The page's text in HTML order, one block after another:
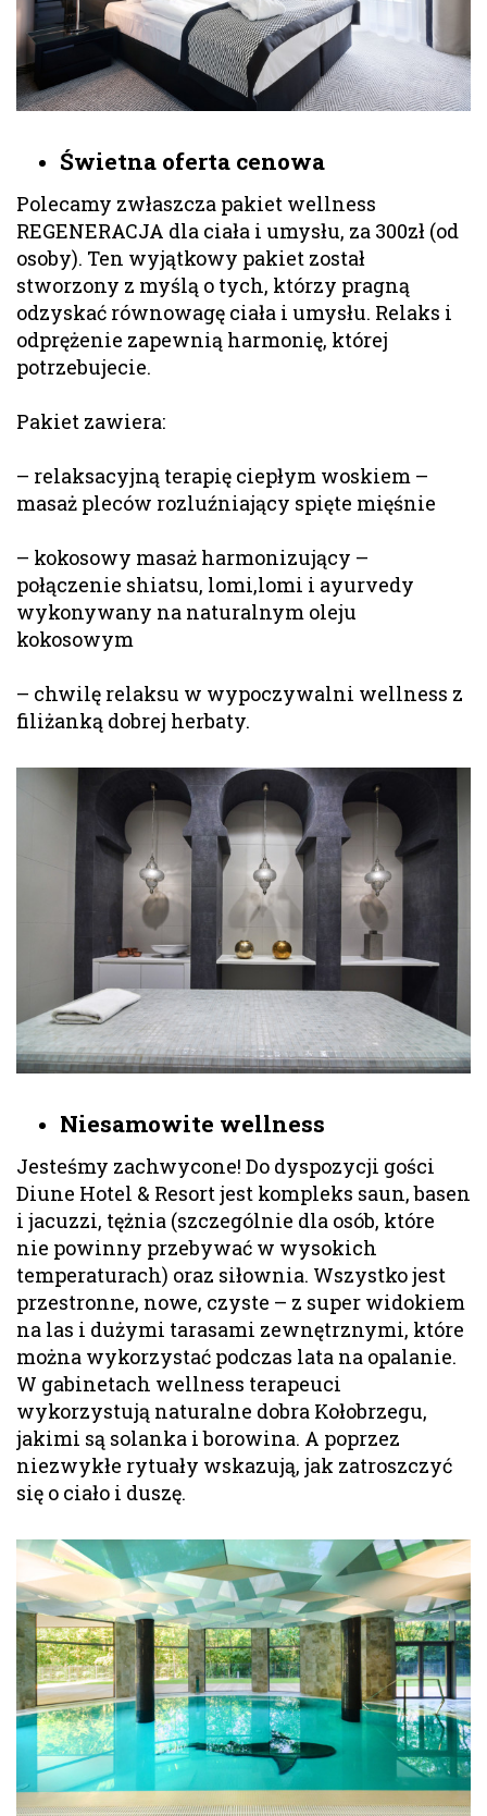
Świetna oferta cenowa
Polecamy zwłaszcza pakiet wellness
REGENERACJA dla ciała i umysłu, za 300zł (od
osoby). Ten wyjątkowy pakiet został
stworzony z myślą o tych, którzy pragną
odzyskać równowagę ciała i umysłu. Relaks i
odprężenie zapewnią harmonię, której
potrzebujecie.
Pakiet zawiera:
– relaksacyjną terapię ciepłym woskiem –
masaż pleców rozluźniający spięte mięśnie
– kokosowy masaż harmonizujący –
połączenie shiatsu, lomi,lomi i ayurvedy
wykonywany na naturalnym oleju
kokosowym
– chwilę relaksu w wypoczywalni wellness z
filiżanką dobrej herbaty.
Niesamowite wellness
Jesteśmy zachwycone! Do dyspozycji gości
Diune Hotel & Resort jest kompleks saun, basen
i jacuzzi, tężnia (szczególnie dla osób, które
nie powinny przebywać w wysokich
temperaturach) oraz siłownia. Wszystko jest
przestronne, nowe, czyste – z super widokiem
na las i dużymi tarasami zewnętrznymi, które
można wykorzystać podczas lata na opalanie.
W gabinetach wellness terapeuci
wykorzystują naturalne dobra Kołobrzegu,
jakimi są solanka i borowina. A poprzez
niezwykłe rytuały wskazują, jak zatroszczyć
się o ciało i duszę.